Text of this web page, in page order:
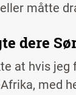
måtte
dere
at hvis
med